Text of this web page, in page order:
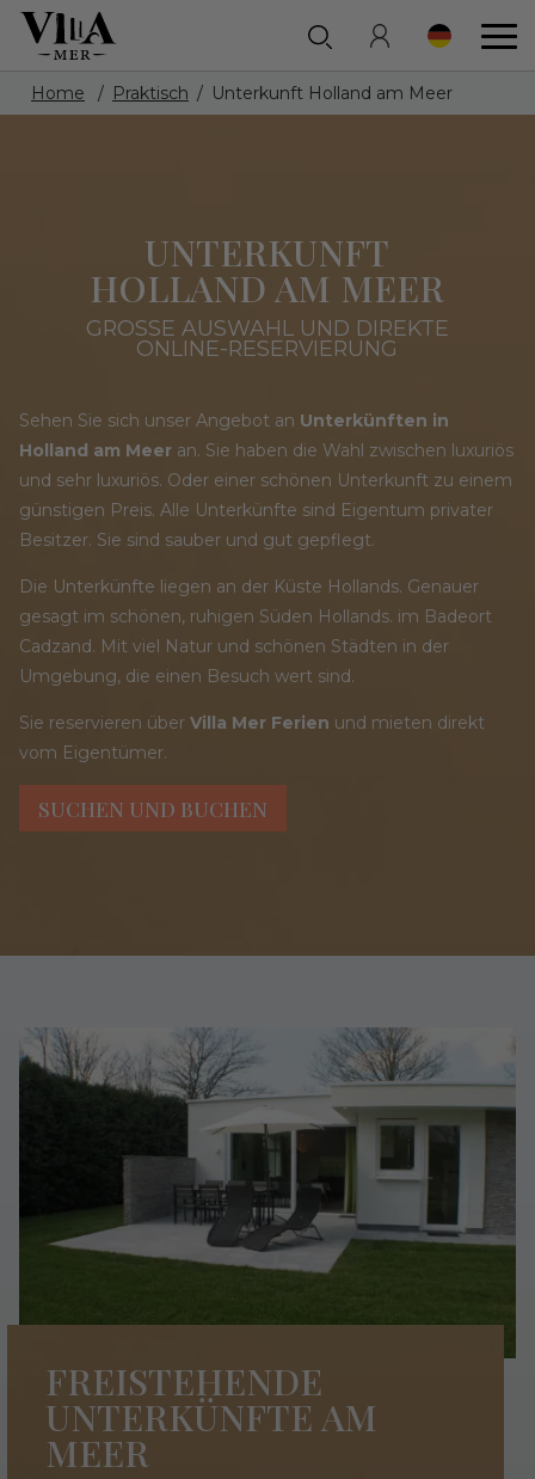
Home Praktisch Unterkunft Holland am Meer
UNTERKUNFT
HOLLAND AM MEER
GROSSE AUSWAHL UND DIREKTE O
NLINE-RESERVIERUNG
Sehen Sie sich unser Angebot an Unterkünften in
Holland am Meer an. Sie haben die Wahl zwischen luxuriös
und sehr luxuriös. Oder einer schönen Unterkunft zu einem
günstigen Preis. Alle Unterkünfte sind Eigentum privater
Besitzer. Sie sind sauber und gut gepflegt.
Die Unterkünfte liegen an der Küste Hollands. Genauer
gesagt im schönen, ruhigen Süden Hollands. im Badeort
Cadzand. Mit viel Natur und schönen Städten in der
Umgebung, die einen Besuch wert sind.
Sie reservieren über Villa Mer Ferien und mieten direkt
vom Eigentümer.
SUCHEN UND BUCHEN
FREISTEHENDE
UNTERKÜNFTE AM
MEER